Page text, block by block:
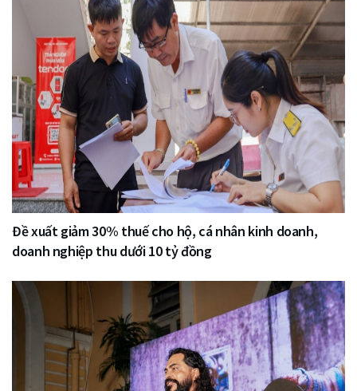
Đề xuất giảm 30% thuế cho hộ, cá nhân kinh doanh,
doanh nghiệp thu dưới 10 tỷ đồng